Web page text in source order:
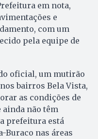
em nota,
e
com um
pela equipe de
oficial, um mutirão
bairros Bela Vista,
as condições de
ainda não têm
prefeitura está
Buraco nas áreas